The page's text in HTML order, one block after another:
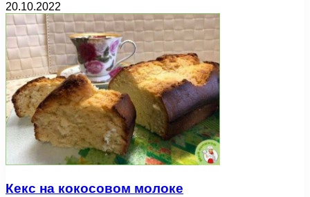
20.10.2022
Кекс на кокосовом молоке